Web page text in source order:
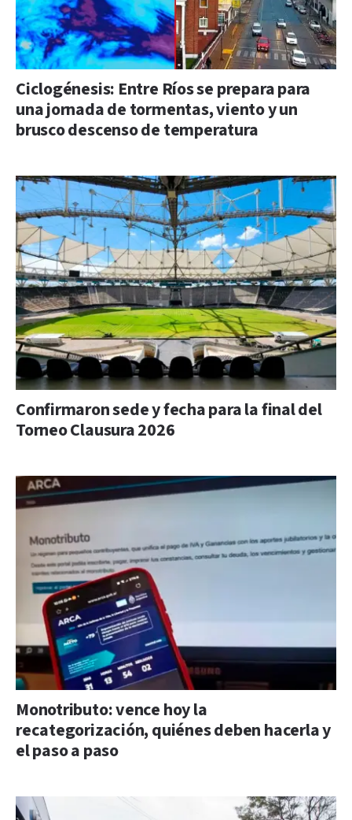
Ciclogénesis: Entre Ríos se prepara para
una jornada de tormentas, viento y un
brusco descenso de temperatura
Confirmaron sede y fecha para la final del
Torneo Clausura 2026
Monotributo: vence hoy la
recategorización, quiénes deben hacerla y
el paso a paso